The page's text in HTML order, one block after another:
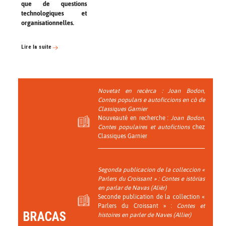
que de questions
technologiques et
organisationnelles.
Lire la suite
BRACAS
Novetat en recèrca :Joan Bodon,
Contes populars e autoficcionsen cò de
Classiques Garnier
Nouveauté en recherche :Joan Bodon,
Contes populaires et autofictionschez
Classiques Garnier
Segonda publicacion de la colleccion «
Parlers du Croissant » : Contes e istòrias
en parlar de Navas (Alièr)
Seconde publication de la collection «
Parlers du Croissant » : Contes et
histoires en parler de Naves (Allier)